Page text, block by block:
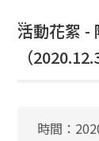
:::
活動花絮 -
（
時間：